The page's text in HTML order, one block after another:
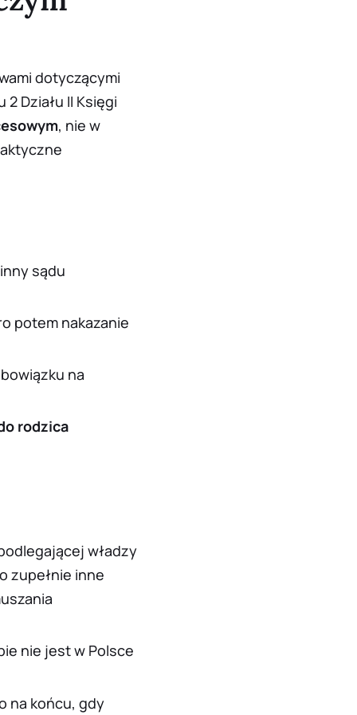
dotyczącymi
Działu II Księgi
, nie w
sądu
potem nakazanie
na
rodzica
władzy
zupełnie inne
nie jest w Polsce
na końcu, gdy